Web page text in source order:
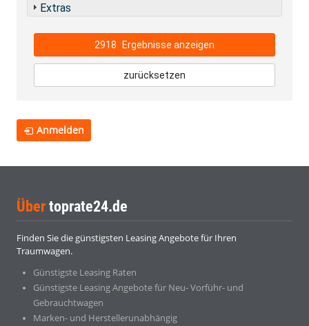
Extras
2918 Ergebnisse anzeigen
zurücksetzen
Anmelden
Über toprate24.de
Finden Sie die günstigsten Leasing Angebote für Ihren
Traumwagen.
Günstigste Leasing Raten
Günstigste Leasing Angebote für Neu- Vorführ- und
Gebrauchtwagen
Marken- und Herstellerunabhängig